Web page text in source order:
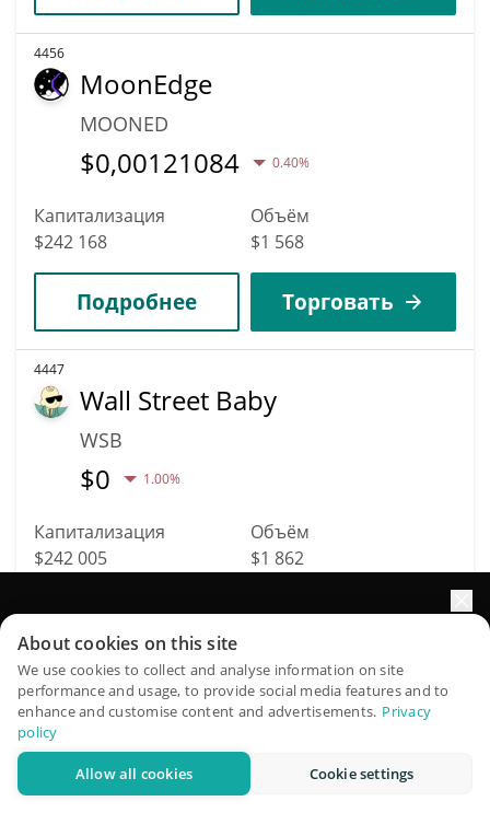
4456
MoonEdge
MOONED
$0,00121084 0.40%
Капитализация
$242 168
Объём
$1 568
Подробнее Торговать
4447
Wall Street Baby
WSB
$0 1.00%
Капитализация
$242 005
Объём
$1 862
Подробнее Торговать
4457
Ridotto
RDT
$0,00094328
QuantPilot — платформа полного цикла, где
автономные агенты создают, бэктестят и оптимизируют
ваши стратегии и проводят рыночные исследования
Попробовать бесплатно
About cookies on this site
We use cookies to collect and analyse information on site
performance and usage, to provide social media features and to
enhance and customise content and advertisements. Privacy
policy
Allow all cookies Cookie settings